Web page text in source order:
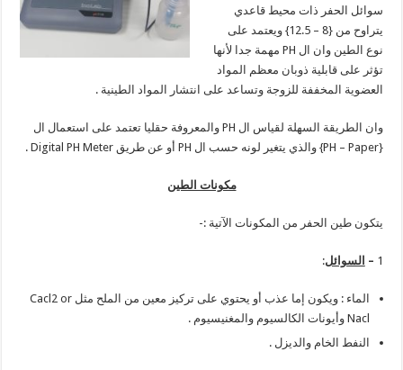
سوائل الحفر ذات محيط قاعدي
يتراوح من {8 – 12.5} ويعتمد على
نوع الطين وان ال PH مهمة جدا لأنها
تؤثر على قابلية ذوبان معظم المواد
العضوية المخففة للزوجة وتساعد على انتشار المواد الطينية .
وان الطريقة السهلة لقياس ال PH والمعروفة حقليا تعتمد على استعمال ال
{PH – Paper} والذي يتغير لونه حسب ال PH أو عن طريق Digital PH Meter .
مكونات الطين
يتكون طين الحفر من المكونات الآتية :-
1
– السوائل:
الماء : ويكون إما عذب أو يحتوي على تركيز معين من الملح مثل Cacl2 or
Nacl وأيونات الكالسيوم والمغنيسيوم .
النفط الخام والديزل .